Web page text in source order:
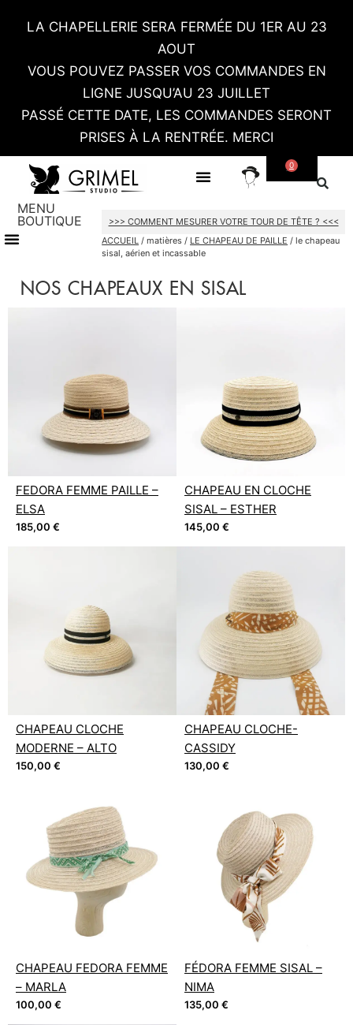
LA CHAPELLERIE SERA FERMÉE DU 1ER AU 23
AOUT
VOUS POUVEZ PASSER VOS COMMANDES EN
LIGNE JUSQU’AU 23 JUILLET
PASSÉ CETTE DATE, LES COMMANDES SERONT
PRISES À LA RENTRÉE. MERCI
0
MENU
BOUTIQUE
>>> COMMENT MESURER VOTRE TOUR DE TÊTE ? <<<
ACCUEIL / matières / LE CHAPEAU DE PAILLE / le chapeau
sisal, aérien et incassable
NOS CHAPEAUX EN SISAL
FEDORA FEMME PAILLE –
ELSA
185,00 €
CHAPEAU EN CLOCHE
SISAL – ESTHER
145,00 €
CHAPEAU CLOCHE
MODERNE – ALTO
150,00 €
CHAPEAU CLOCHE-
CASSIDY
130,00 €
CHAPEAU FEDORA FEMME
– MARLA
100,00 €
FÉDORA FEMME SISAL –
NIMA
135,00 €